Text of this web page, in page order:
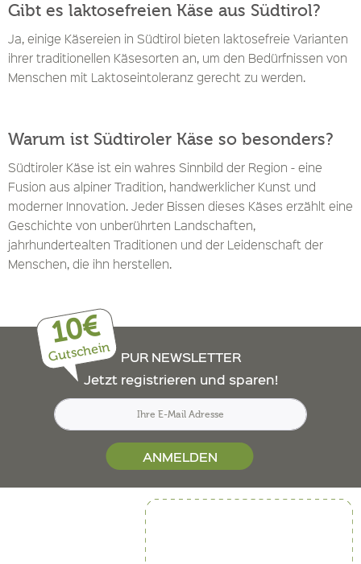
Gibt es laktosefreien Käse aus Südtirol?
Ja, einige Käsereien in Südtirol bieten laktosefreie Varianten
ihrer traditionellen Käsesorten an, um den Bedürfnissen von
Menschen mit Laktoseintoleranz gerecht zu werden.
Warum ist Südtiroler Käse so besonders?
Südtiroler Käse ist ein wahres Sinnbild der Region - eine
Fusion aus alpiner Tradition, handwerklicher Kunst und
moderner Innovation. Jeder Bissen dieses Käses erzählt eine
Geschichte von unberührten Landschaften,
jahrhundertealten Traditionen und der Leidenschaft der
Menschen, die ihn herstellen.
10€
Gutschein
PUR NEWSLETTER
Jetzt registrieren und sparen!
ANMELDEN